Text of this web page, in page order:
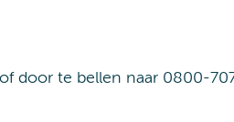
of door te bellen naar 0800-